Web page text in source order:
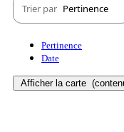
Trier par Pertinence
Pertinence
Date
Afficher la carte